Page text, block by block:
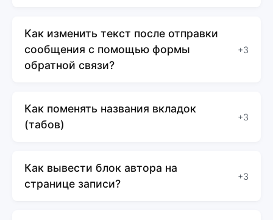
Как изменить текст после отправки
сообщения с помощью формы
обратной связи?
+3
Как поменять названия вкладок
(табов)
+3
Как вывести блок автора на
странице записи?
+3